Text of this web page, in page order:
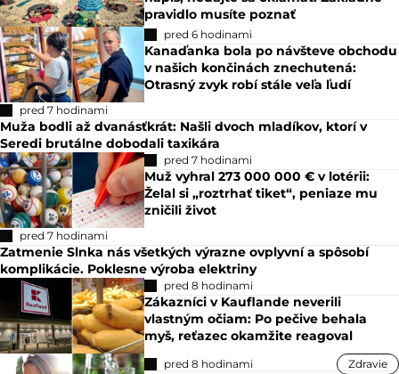
pravidlo musíte poznať
pred 6 hodinami
Kanaďanka bola po návšteve obchodu
v našich končinách znechutená:
Otrasný zvyk robí stále veľa ľudí
pred 7 hodinami
Muža bodli až dvanásťkrát: Našli dvoch mladíkov, ktorí v
Seredi brutálne dobodali taxikára
pred 7 hodinami
Muž vyhral 273 000 000 € v lotérii:
Želal si „roztrhať tiket“, peniaze mu
zničili život
pred 7 hodinami
Zatmenie Slnka nás všetkých výrazne ovplyvní a spôsobí
komplikácie. Poklesne výroba elektriny
pred 8 hodinami
Zákazníci v Kauflande neverili
vlastným očiam: Po pečive behala
myš, reťazec okamžite reagoval
pred 8 hodinami Zdravie